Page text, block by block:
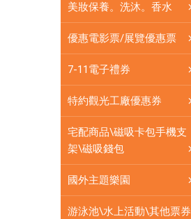
市，
票
券
買
即
用
美妝保養。洗沐。香水
優惠電影票/展覽優惠票
7-11電子禮券
特約觀光工廠優惠券
宅配商品\磁吸卡包手機支
架\磁吸錢包
國外主題樂園
游泳池\水上活動\其他票券